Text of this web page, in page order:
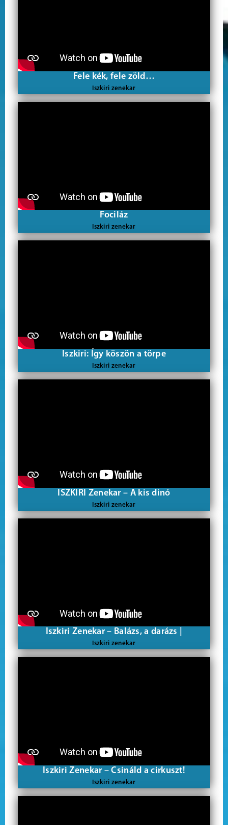
Fele kék, fele zöld…
Iszkiri zenekar
Fociláz
Iszkiri zenekar
Iszkiri: Így köszön a törpe
Iszkiri zenekar
ISZKIRI Zenekar – A kis dinó
Iszkiri zenekar
Iszkiri Zenekar – Balázs, a darázs |
Iszkiri zenekar
Iszkiri Zenekar – Csináld a cirkuszt!
Iszkiri zenekar